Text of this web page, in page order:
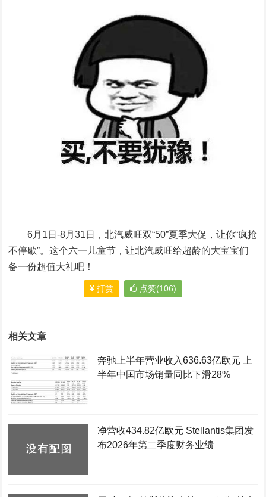
6月1日-8月31日，北汽威旺双“50”夏季大促，让你“疯抢
不停歇”。这个六一儿童节，让北汽威旺给超龄的大宝宝们
备一份超值大礼吧！
打赏 点赞(106)
相关文章
奔驰上半年营业收入636.63亿欧元 上
半年中国市场销量同比下滑28%
净营收434.82亿欧元 Stellantis集团发
布2026年第二季度财务业绩